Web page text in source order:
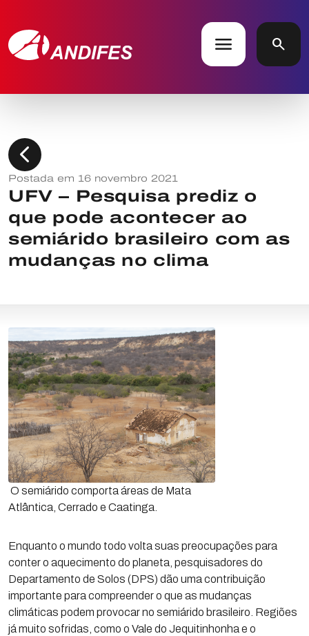
menu search
chevron_left
Postada em 16 novembro 2021
UFV – Pesquisa prediz o
que pode acontecer ao
semiárido brasileiro com as
mudanças no clima
O semiárido comporta áreas de Mata
Atlântica, Cerrado e Caatinga.
Enquanto o mundo todo volta suas preocupações para
conter o aquecimento do planeta, pesquisadores do
Departamento de Solos (DPS) dão uma contribuição
importante para compreender o que as mudanças
climáticas podem provocar no semiárido brasileiro. Regiões
já muito sofridas, como o Vale do Jequitinhonha e o